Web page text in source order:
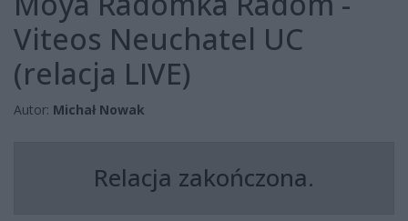
Viteos Neuchatel UC
(relacja LIVE)
Autor: Michał Nowak
Relacja zakończona.